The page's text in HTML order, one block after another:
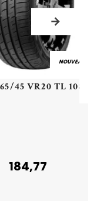
NOUVEAU
184,77